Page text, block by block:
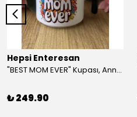
Hepsi Enteresan
"BEST MOM EVER" Kupası, Anneye Hediye, Anneler Günü, Porselen T Kupa
₺ 249.90